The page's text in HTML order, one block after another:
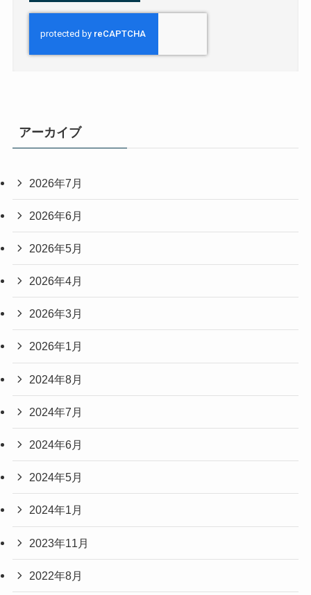
アーカイブ
2026年7月
2026年6月
2026年5月
2026年4月
2026年3月
2026年1月
2024年8月
2024年7月
2024年6月
2024年5月
2024年1月
2023年11月
2022年8月